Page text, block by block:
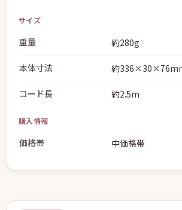
サイズ
重量 約280g
本体寸法 約
コード長 約2.5m
購入情報
価格帯 中価格帯